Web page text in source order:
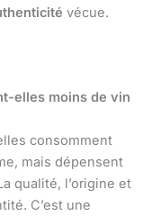
vécue.
elles moins de vin
consomment
mais dépensent
qualité, l’origine et
C’est une